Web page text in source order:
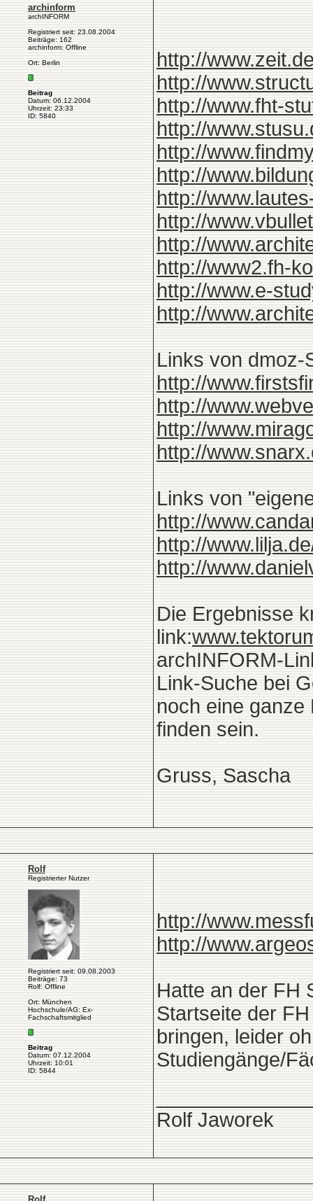
archinform
archINFORM
Registriert seit: 23.08.2004
Beiträge: 162
archinform: Offline
Ort: Berlin
Beitrag
Datum: 06.12.2004
Uhrzeit: 23:33
ID: 5840
http://
http://
http://www.fht-
http://
http://
http://
http://
http://
http://
http://www2.fh-
http://www.e-
http://
Links von dmoz-
http://
http://
http://
http://
Links von
http://
http://
http://
Die Ergebnisse
link:
archINFORM-
Link-Suche bei
noch eine ganze
finden sein.
Gruss, Sascha
Rolf
Registrierter Nutzer
Registriert seit: 09.08.2003
Beiträge: 73
Rolf: Offline
Ort: München
Hochschule/AG: Ex-
Fachschaftsmitglied
Beitrag
Datum: 07.12.2004
Uhrzeit: 10:01
ID: 5844
http://
http://
Hatte an der FH
Startseite der
bringen, leider
Studiengänge/
Rolf Jaworek